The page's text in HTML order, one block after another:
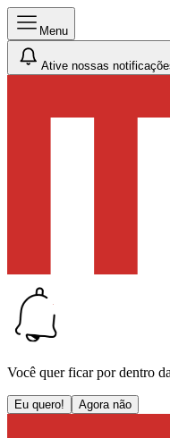
Menu
Ative nossas
Você quer ficar por dentro
Eu quero! Agora não